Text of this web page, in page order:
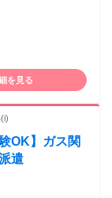
ついては弊社速
先の勤怠管理形
を見る
OK】ガス関
遣